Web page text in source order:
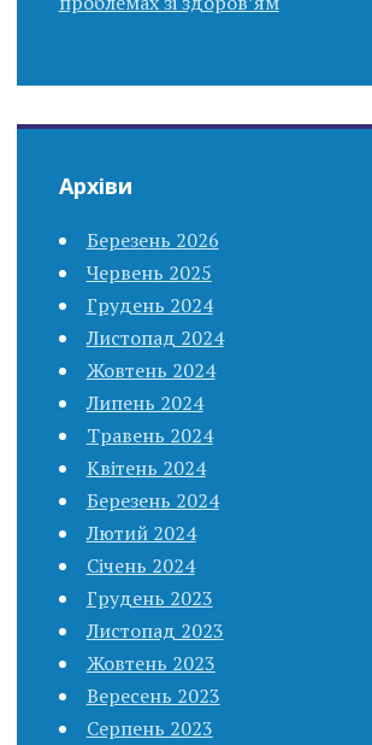
Архіви
Березень 2026
Червень 2025
Грудень 2024
Листопад 2024
Жовтень 2024
Липень 2024
Травень 2024
Квітень 2024
Березень 2024
Лютий 2024
Січень 2024
Грудень 2023
Листопад 2023
Жовтень 2023
Вересень 2023
Серпень 2023